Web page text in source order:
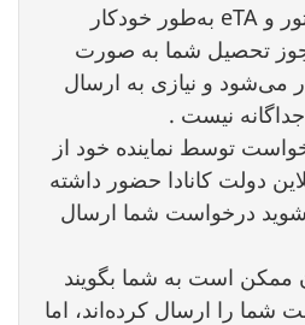
ویزای ویزیتور و eTA به‌طور خودکار
تحصیل شما به صورت
می‌شود و نیازی به ارسال
نیست .
توسط نماینده خود از
دولت کانادا حضور داشته
شوید درخواست شما ارسال
ممکن است به شما بگویند
شما را ارسال کرده‌اند، اما